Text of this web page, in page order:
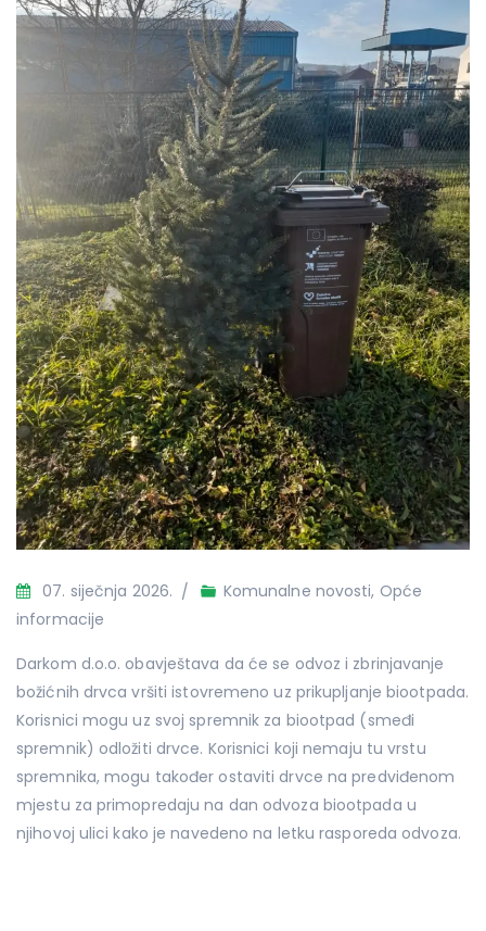
07. siječnja 2026. Komunalne novosti, Opće
informacije
Darkom d.o.o. obavještava da će se odvoz i zbrinjavanje
božićnih drvca vršiti istovremeno uz prikupljanje biootpada.
Korisnici mogu uz svoj spremnik za biootpad (smeđi
spremnik) odložiti drvce. Korisnici koji nemaju tu vrstu
spremnika, mogu također ostaviti drvce na predviđenom
mjestu za primopredaju na dan odvoza biootpada u
njihovoj ulici kako je navedeno na letku rasporeda odvoza.